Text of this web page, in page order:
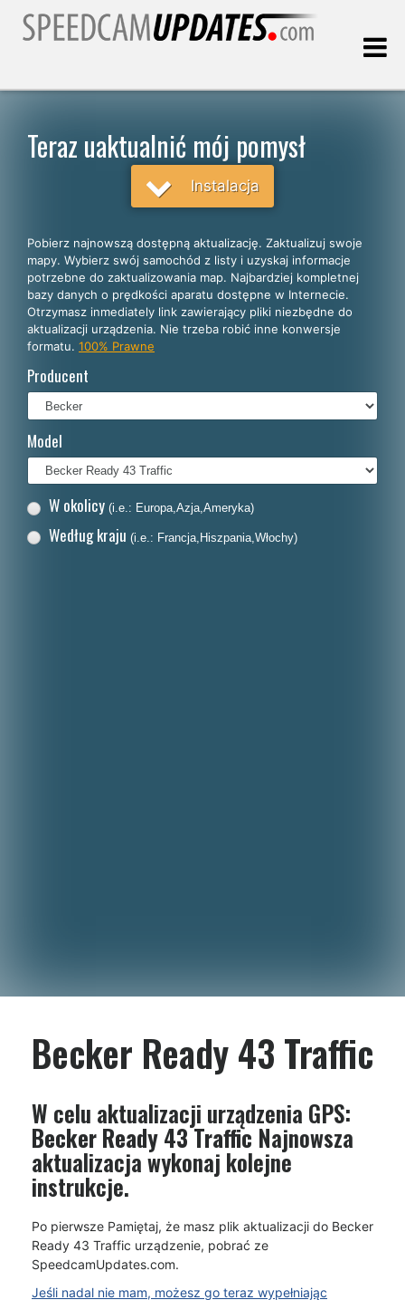
Polski
English
Español
Deutsch
Italiano
Dansk
Teraz uaktualnić mój pomysł
Instalacja
Pobierz najnowszą dostępną aktualizację. Zaktualizuj swoje
mapy. Wybierz swój samochód z listy i uzyskaj informacje
potrzebne do zaktualizowania map. Najbardziej kompletnej
bazy danych o prędkości aparatu dostępne w Internecie.
Otrzymasz inmediately link zawierający pliki niezbędne do
aktualizacji urządzenia. Nie trzeba robić inne konwersje
formatu. 100% Prawne
Producent
Model
W okolicy (i.e.: Europa,Azja,Ameryka)
Według kraju (i.e.: Francja,Hiszpania,Włochy)
Becker Ready 43 Traffic
W celu aktualizacji urządzenia GPS:
Becker Ready 43 Traffic Najnowsza
aktualizacja wykonaj kolejne
instrukcje.
Po pierwsze Pamiętaj, że masz plik aktualizacji do Becker
Ready 43 Traffic urządzenie, pobrać ze
SpeedcamUpdates.com.
Jeśli nadal nie mam, możesz go teraz wypełniając